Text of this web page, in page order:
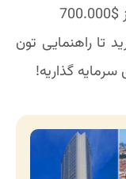
تا راهنمایی تون
گذاریه!